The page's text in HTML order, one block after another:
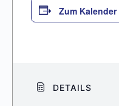
Zum
DETAILS